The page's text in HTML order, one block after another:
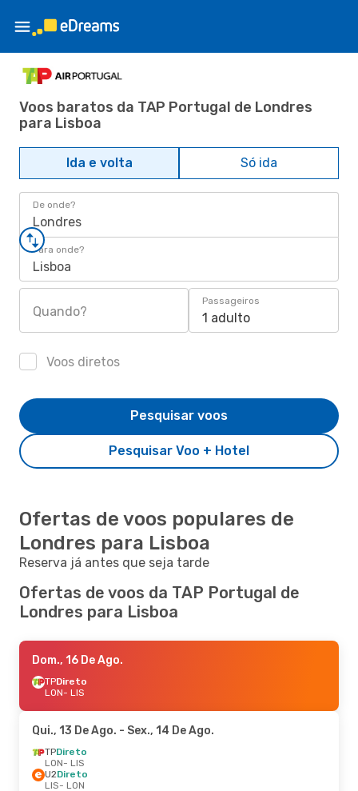
Voos baratos da TAP Portugal de Londres
para Lisboa
Ida e volta Só ida
De onde?
Londres
Para onde?
Lisboa
Quando?
Passageiros
1 adulto
Voos diretos
Pesquisar Voo + Hotel
Pesquisar voos
Ofertas de voos populares de
Londres para Lisboa
Reserva já antes que seja tarde
Ofertas de voos da TAP Portugal de
Londres para Lisboa
Dom., 16 De Ago.
TPDireto
LON- LIS
Qui., 13 De Ago. - Sex., 14 De Ago.
TPDireto
LON- LIS
U2Direto
LIS- LON